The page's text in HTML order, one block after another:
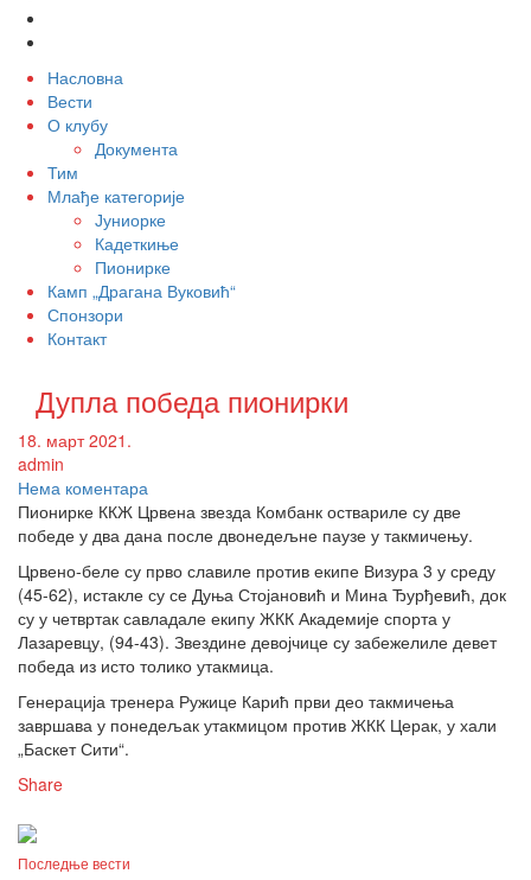
Насловна
Вести
О клубу
Документа
Тим
Млађе категорије
Јуниорке
Кадеткиње
Пионирке
Камп „Драгана Вуковић“
Спонзори
Контакт
Дупла победа пионирки
18. март 2021.
admin
Нема коментара
Пионирке ККЖ Црвена звезда Комбанк оствариле су две
победе у два дана после двонедељне паузе у такмичењу.
Црвено-беле су прво славиле против екипе Визура 3 у среду
(45-62), истакле су се Дуња Стојановић и Мина Ђурђевић, док
су у четвртак савладале екипу ЖКК Академије спорта у
Лазаревцу, (94-43). Звездине девојчице су забежелиле девет
победа из исто толико утакмица.
Генерација тренера Ружице Карић први део такмичења
завршава у понедељак утакмицом против ЖКК Церак, у хали
„Баскет Сити“.
Share
Последње вести